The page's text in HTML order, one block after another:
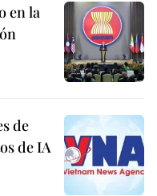
en la
de
de IA